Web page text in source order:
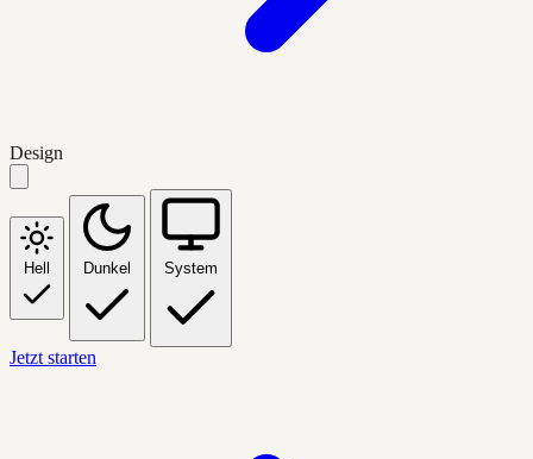
Design
Hell Dunkel System
Jetzt starten